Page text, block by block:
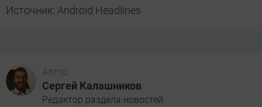
Источник: Android Headlines
Автор
Сергей Калашников
Редактор раздела новостей